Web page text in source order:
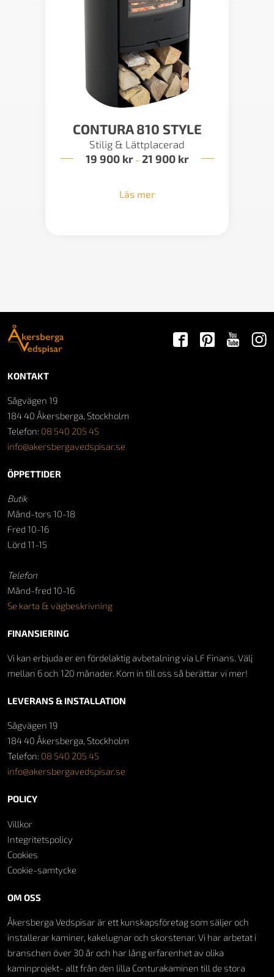
CONTURA 810 STYLE
Stilig & Lättplacerad
19 900 kr – 21 900 krPrisintervall:
Läs mer
OM OSS
Åkersberga Vedspisar är ett kunskapsföretag som säljer och
installerar kaminer, kakelugnar och skorstenar. Vi har arbetat i
branschen över 30 år och har lång erfarenhet av olika
kaminprojekt- allt från den lilla Conturakaminen till de stora
KONTAKT
Sågvägen 19
184 40 Åkersberga, Stockholm
Telefon: 08 540 205 45
info@akersbergavedspisar.se
ÖPPETTIDER
Butik
Månd-tors 10-18
Fred 10-16
Lörd 11-15
Telefon
Månd-fred 10-16
Se karta & vägbeskrivning
FINANSIERING
Vi kan erbjuda er en fördelaktig avbetalning via LF Finans. Välj
mellan 6 och 120 månader. Kom in till oss så berättar vi mer!
LEVERANS & INSTALLATION
Sågvägen 19
184 40 Åkersberga, Stockholm
Telefon: 08 540 205 45
info@akersbergavedspisar.se
POLICY
Villkor
Integritetspolicy
Cookies
Cookie-samtycke